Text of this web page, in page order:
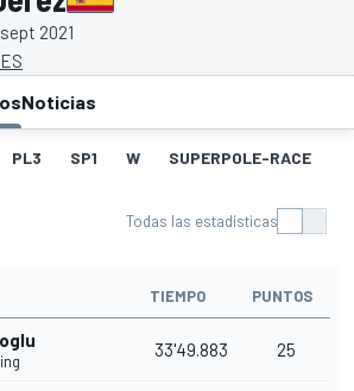
2021
Noticias
PL3 SP1 W SUPERPOLE-RACE
Todas las estadísticas
TIEMPO PUNTOS
33'49.883 25